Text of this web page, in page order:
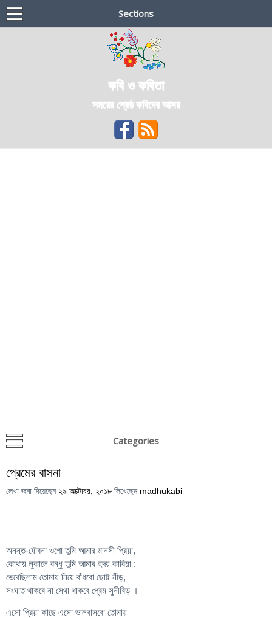
Sections
কবি ও কবিতা
সময়ের শ্রেষ্ঠ কবিদের আসর
Categories
প্রেমের বাসনা
লেখা জমা দিয়েছেন ২৯ অক্টোবর, ২০১৮লিখেছেন madhukabi
অনন্ত-যৌবনা ওগো তুমি আমার মানসী প্রিয়া,
কোথায় লুকালে বন্ধু তুমি আমার হদয় কারিয়া ;
ভেবেছিলাম তোমায় নিয়ে বাঁধবো ছোট্ট নীড়,
সংঘাত থাকবে না সেথা থাকবে প্রেম সুনীবিড় ।
এসো প্রিয়া কাছে এসো ভালবাসবো তোমায়